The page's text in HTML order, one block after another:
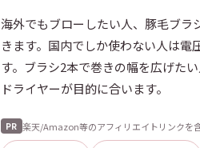
海外でもブローしたい人、豚毛ブラ
きます。国内でしか使わない人は
す。ブラシ2本で巻きの幅を広げた
ドライヤーが目的に合います。
PR 楽天/Amazon等のアフィリエイトリンクを